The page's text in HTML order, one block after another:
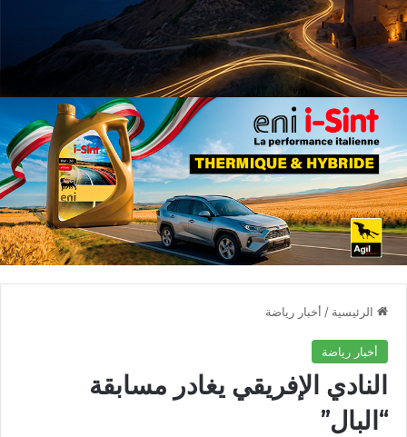
الرئيسية / أخبار رياضة
أخبار رياضة
النادي الإفريقي يغادر مسابقة
“البال”